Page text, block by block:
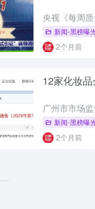
新闻-黑榜曝
2个月前
12家化妆
新闻-黑榜曝
2个月前